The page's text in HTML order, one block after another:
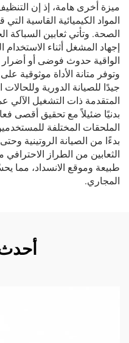
ميزة أخرى هامة، إذ إن
المواد الكيميائية القاسية
الصحة. وتأتي ثعابين السباكة
إجهاد المشغل أثناء
الواقية حدوث فوضى أو أضرار
وتوفر متانة الأداة موثوقية
جيدًا للصيانة الدورية
المتقدمة ذات التشغيل الآلي
بدنيًا ضئيلاً مع تحقيق أقصى
الملحقات المختلفة
بدءًا من الصيانة الروتينية
الثعابين من الطراز
طبيعة وموقع الانسداد، مما
المجاري.
أحدث